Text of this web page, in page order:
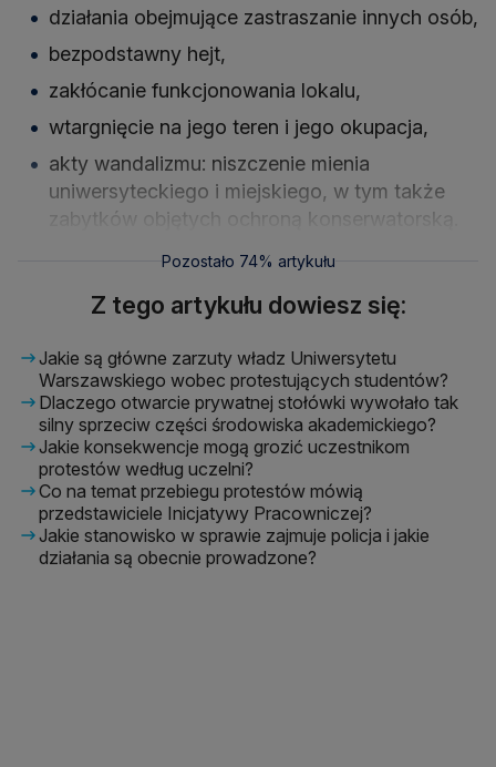
działania obejmujące zastraszanie innych osób,
bezpodstawny hejt,
zakłócanie funkcjonowania lokalu,
wtargnięcie na jego teren i jego okupacja,
akty wandalizmu: niszczenie mienia
uniwersyteckiego i miejskiego, w tym także
zabytków objętych ochroną konserwatorską.
Pozostało 74% artykułu
Z tego artykułu dowiesz się:
Jakie są główne zarzuty władz Uniwersytetu
Warszawskiego wobec protestujących studentów?
Dlaczego otwarcie prywatnej stołówki wywołało tak
silny sprzeciw części środowiska akademickiego?
Jakie konsekwencje mogą grozić uczestnikom
protestów według uczelni?
Co na temat przebiegu protestów mówią
przedstawiciele Inicjatywy Pracowniczej?
Jakie stanowisko w sprawie zajmuje policja i jakie
działania są obecnie prowadzone?